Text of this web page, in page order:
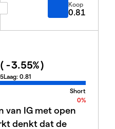
Koop
0.81
( -3.55%)
Laag: 0.81
Short
0%
van IG met open
denkt dat de